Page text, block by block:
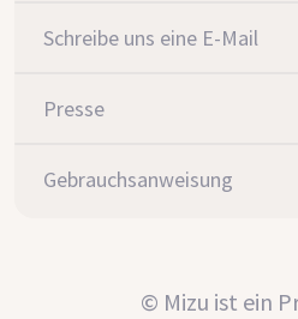
Schreibe uns eine E-Mail
Presse
Gebrauchsanweisung
© Mizu ist ein